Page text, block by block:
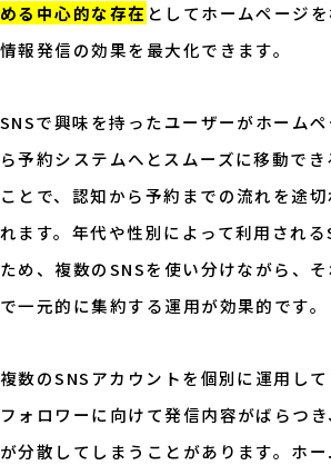
める中心的な存在 としてホームページ
情報発信の効果を最大化できます。
SNSで興味を持ったユーザーがホーム
ら予約システムへとスムーズに移動で
ことで、認知から予約までの流れを途
れます。年代や性別によって利用され
ため、複数のSNSを使い分けながら、
で一元的に集約する運用が効果的です。
複数のSNSアカウントを個別に運用し
フォロワーに向けて発信内容がばらつ
が分散してしまうことがあります。ホ